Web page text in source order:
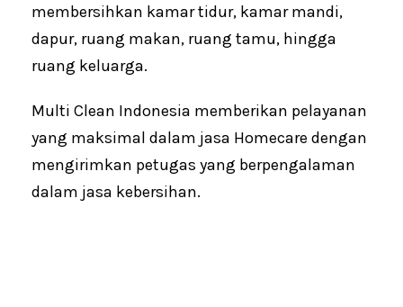
membersihkan kamar tidur, kamar mandi,
dapur, ruang makan, ruang tamu, hingga
ruang keluarga.
Multi Clean Indonesia memberikan pelayanan
yang maksimal dalam jasa Homecare dengan
mengirimkan petugas yang berpengalaman
dalam jasa kebersihan.